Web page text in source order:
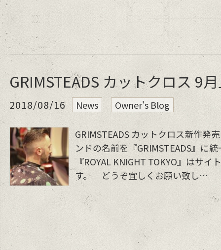
GRIMSTEADS カットクロス 9
2018/08/16 News Owner's Blog
GRIMSTEADS カットクロス新作発
ンドの名前を『GRIMSTEADS』に
『ROYAL KNIGHT TOKYO』はサイ
す。 どうぞ宜しくお願い致し…